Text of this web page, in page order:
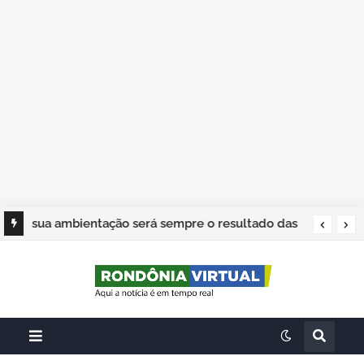
sua ambientação será sempre o resultado das